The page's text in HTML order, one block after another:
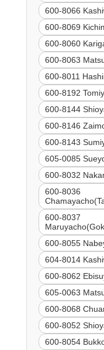
600-8066
600-8069
600-8060
600-8063
600-8011
600-8192
600-8144
600-8146
600-8143
605-0085
600-8032
600-8036
600-8037
600-8055
604-8014
600-8062
605-0063
600-8068
600-8052
600-8054